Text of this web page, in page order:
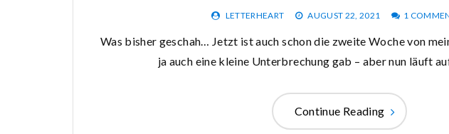
LETTERHEART AUGUST 22, 2021 1
Was bisher geschah… Jetzt ist auch schon die zweite Woche von
ja auch eine kleine Unterbrechung gab – aber nun läuft
Continue Reading